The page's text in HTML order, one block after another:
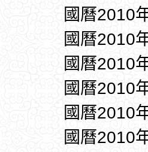
國曆2010
國曆2010
國曆2010
國曆2010
國曆2010
國曆2010